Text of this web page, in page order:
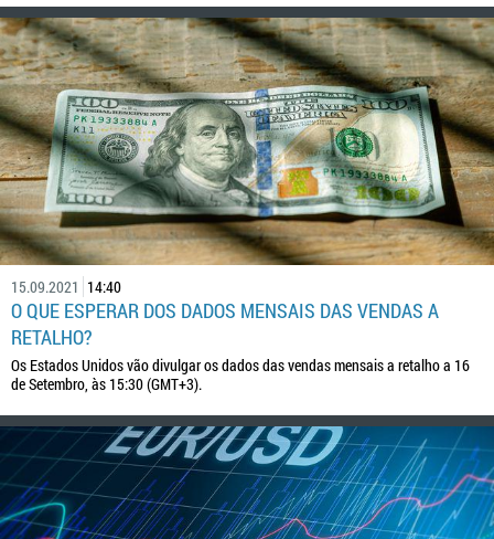
15.09.2021 14:40
O QUE ESPERAR DOS DADOS MENSAIS DAS VENDAS A
RETALHO?
Os Estados Unidos vão divulgar os dados das vendas mensais a retalho a 16
de Setembro, às 15:30 (GMT+3).